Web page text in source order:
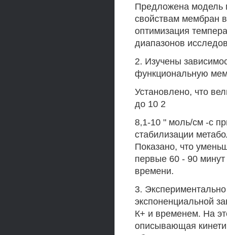
Предложена модель
свойствам мембран
оптимизация
диапазонов
2. Изучены
функциональную
Установлено, что
до 10 2
8,1-10 " моль/см -с
стабилизации
Показано, что
первые 60 - 90
времени.
3.
экспоненциальной
К+ и временем. На
описывающая